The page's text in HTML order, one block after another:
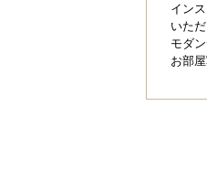
イン
いた
モダ
お部